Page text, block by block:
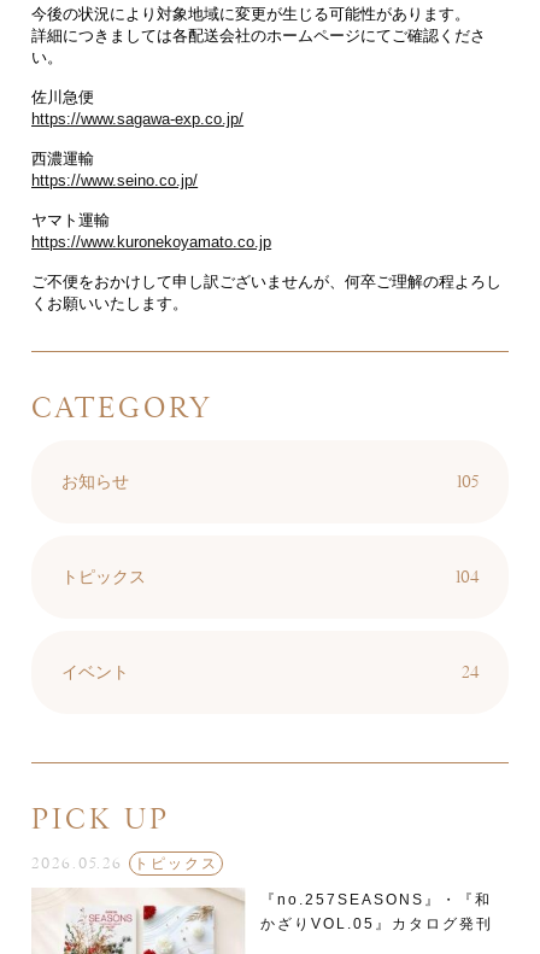
今後の状況により対象地域に変更が生じる可能性があります。
詳細につきましては各配送会社のホームページにてご確認くださ
い。
佐川急便
https://www.sagawa-exp.co.jp/
西濃運輸
https://www.seino.co.jp/
ヤマト運輸
https://www.kuronekoyamato.co.jp
ご不便をおかけして申し訳ございませんが、何卒ご理解の程よろし
くお願いいたします。
CATEGORY
お知らせ 105
トピックス 104
イベント 24
PICK UP
2026.05.26 トピックス
『no.257SEASONS』・『和
かざりVOL.05』カタログ発刊